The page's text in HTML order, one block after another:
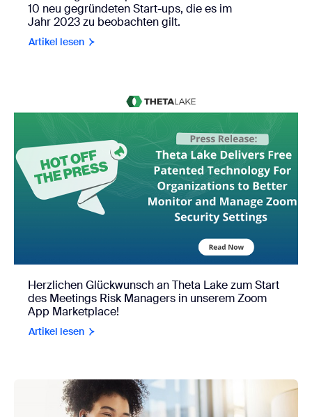
10 neu gegründeten Start-ups, die es im
Jahr 2023 zu beobachten gilt.
Artikel lesen
Herzlichen Glückwunsch an Theta Lake zum Start
des Meetings Risk Managers in unserem Zoom
App Marketplace!
Artikel lesen